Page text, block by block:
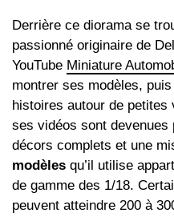
Derrière ce diorama se
passionné originaire de
YouTube Miniature
montrer ses modèles,
histoires autour de
ses vidéos sont devenues
décors complets et une
modèles qu’il utilise
de gamme des 1/18.
peuvent atteindre 200 à